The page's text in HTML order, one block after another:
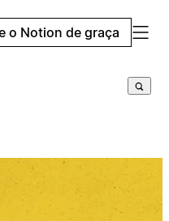
o Notion de graça